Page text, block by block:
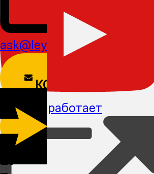
ask@leyline.li
КОНТАКТОВ
СКАЧАТЬ
МОБИЛЬНОЕ
ПРИЛОЖЕНИЕ
Как это работает